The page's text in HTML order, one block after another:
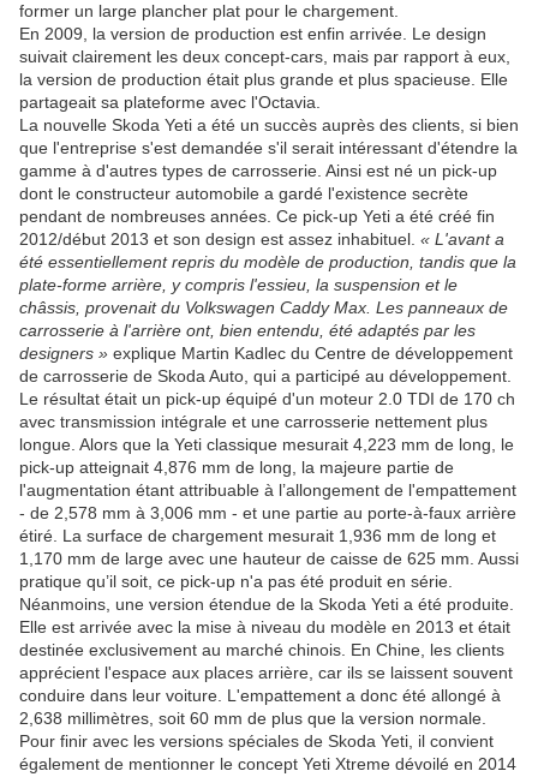
former un large plancher plat pour le chargement.
En 2009, la version de production est enfin arrivée. Le design
suivait clairement les deux concept-cars, mais par rapport à eux,
la version de production était plus grande et plus spacieuse. Elle
partageait sa plateforme avec l'Octavia.
La nouvelle Skoda Yeti a été un succès auprès des clients, si bien
que l'entreprise s'est demandée s'il serait intéressant d'étendre la
gamme à d'autres types de carrosserie. Ainsi est né un pick-up
dont le constructeur automobile a gardé l'existence secrète
pendant de nombreuses années. Ce pick-up Yeti a été créé fin
2012/début 2013 et son design est assez inhabituel. « L'avant a
été essentiellement repris du modèle de production, tandis que la
plate-forme arrière, y compris l'essieu, la suspension et le
châssis, provenait du Volkswagen Caddy Max. Les panneaux de
carrosserie à l'arrière ont, bien entendu, été adaptés par les
designers » explique Martin Kadlec du Centre de développement
de carrosserie de Skoda Auto, qui a participé au développement.
Le résultat était un pick-up équipé d'un moteur 2.0 TDI de 170 ch
avec transmission intégrale et une carrosserie nettement plus
longue. Alors que la Yeti classique mesurait 4,223 mm de long, le
pick-up atteignait 4,876 mm de long, la majeure partie de
l'augmentation étant attribuable à l’allongement de l'empattement
- de 2,578 mm à 3,006 mm - et une partie au porte-à-faux arrière
étiré. La surface de chargement mesurait 1,936 mm de long et
1,170 mm de large avec une hauteur de caisse de 625 mm. Aussi
pratique qu’il soit, ce pick-up n'a pas été produit en série.
Néanmoins, une version étendue de la Skoda Yeti a été produite.
Elle est arrivée avec la mise à niveau du modèle en 2013 et était
destinée exclusivement au marché chinois. En Chine, les clients
apprécient l'espace aux places arrière, car ils se laissent souvent
conduire dans leur voiture. L'empattement a donc été allongé à
2,638 millimètres, soit 60 mm de plus que la version normale.
Pour finir avec les versions spéciales de Skoda Yeti, il convient
également de mentionner le concept Yeti Xtreme dévoilé en 2014